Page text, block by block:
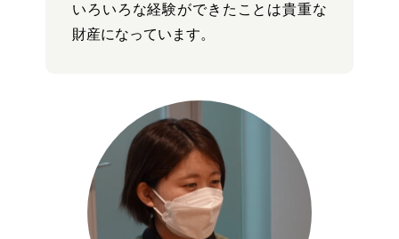
いろいろな経験ができたことは貴重な
財産になっています。